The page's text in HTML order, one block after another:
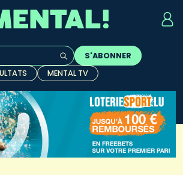
de l'auto-complétion sont
S'ABONNER
MENTAL TV